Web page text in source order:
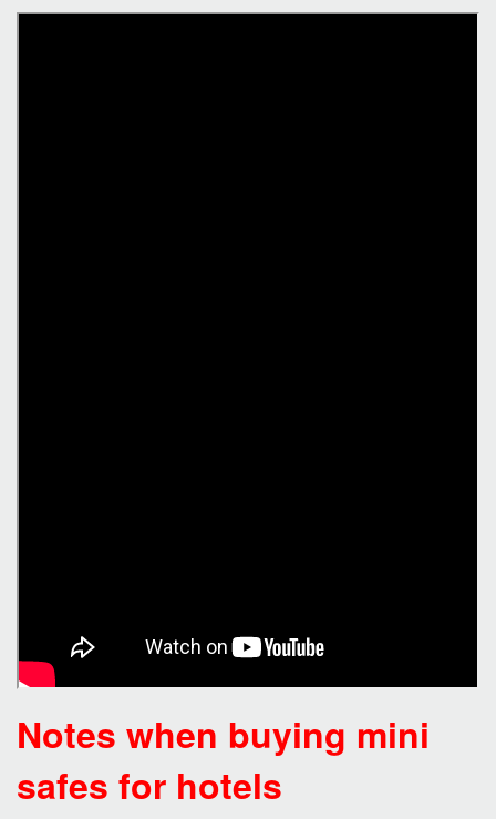
Notes when buying mini
safes for hotels